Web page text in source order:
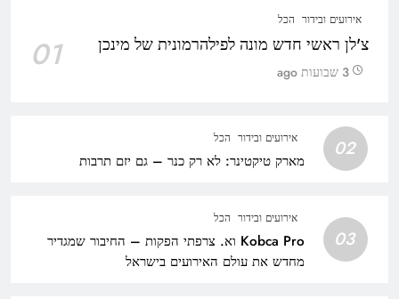
אירועים ובידור הכל
צ'לן ראשי חדש מונה לפילהרמונית של מינכן 01 3 שבועות ago
02 אירועים ובידור הכל
מארק טיקטינר: לא רק כנר – גם יזם תרבות
03
אירועים ובידור הכל
Kobca Pro וא. צרפתי הפקות – החיבור שמגדיר
מחדש את עולם האירועים בישראל